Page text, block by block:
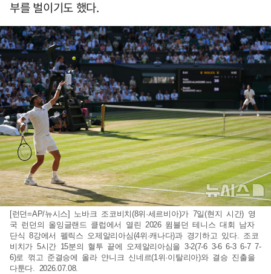
부를 벌이기도 했다.
[런던=AP/뉴시스] 노바크 조코비치(8위·세르비아)가 7일(현지 시간) 영
국 런던의 올잉글랜드 클럽에서 열린 2026 윔블던 테니스 대회 남자
단식 8강에서 펠릭스 오제알리아심(4위·캐나다)과 경기하고 있다. 조코
비치가 5시간 15분의 혈투 끝에 오제알리아심을 3-2(7-6 3-6 6-3 6-7 7-
6)로 꺾고 준결승에 올라 얀니크 신네르(1위·이탈리아)와 결승 진출을
다툰다. 2026.07.08.